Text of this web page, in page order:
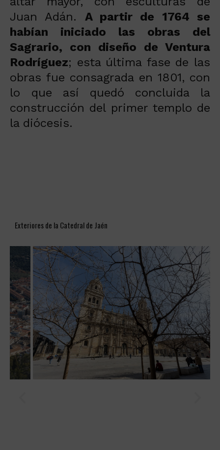
Juan Adán. A partir de 1764 se
habían iniciado las obras del
Sagrario, con diseño de Ventura
Rodríguez; esta última fase de las
obras fue consagrada en 1801, con
lo que así quedó concluida la
construcción del primer templo de
la diócesis.
Exteriores de la Catedral de Jaén